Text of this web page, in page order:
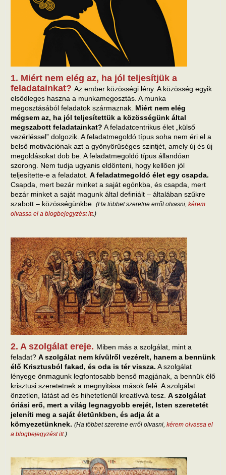
1. Miért nem elég az, ha jól teljesítjük a
feladatainkat? Az ember közösségi lény. A közösség egyik
elsődleges haszna a munkamegosztás. A munka
megosztásából feladatok származnak. Miért nem elég
mégsem az, ha jól teljesítettük a közösségünk által
megszabott feladatainkat? A feladatcentrikus élet „külső
vezérléssel” dolgozik. A feladatmegoldó típus soha nem éri el a
belső motivációnak azt a gyönyörűséges szintjét, amely új és új
megoldásokat dob be. A feladatmegoldó típus állandóan
szorong. Nem tudja ugyanis eldönteni, hogy kellően jól
teljesítette-e a feladatot. A feladatmegoldó élet egy csapda.
Csapda, mert bezár minket a saját egónkba, és csapda, mert
bezár minket a saját magunk által definiált – általában szűkre
szabott – közösségünkbe. (Ha többet szeretne erről olvasni, kérem
olvassa el a blogbejegyzést itt.)
2. A szolgálat ereje. Miben más a szolgálat, mint a
feladat? A szolgálat nem kívülről vezérelt, hanem a bennünk
élő Krisztusból fakad, és oda is tér vissza. A szolgálat
lényege önmagunk legfontosabb benső magjának, a bennük élő
krisztusi szeretetnek a megnyitása mások felé. A szolgálat
önzetlen, látást ad és hihetetlenül kreatívvá tesz. A szolgálat
óriási erő, mert a világ legnagyobb erejét, Isten szeretetét
jeleníti meg a saját életünkben, és adja át a
környezetünknek. (Ha többet szeretne erről olvasni, kérem olvassa el
a blogbejegyzést itt.)